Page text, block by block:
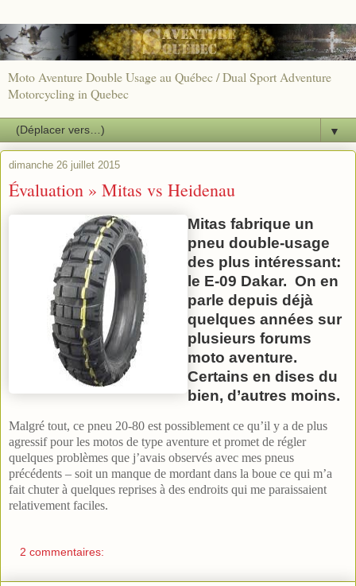
Moto Aventure Double Usage au Québec / Dual Sport Adventure
Motorcycling in Quebec
▼
dimanche 26 juillet 2015
Évaluation » Mitas vs Heidenau
Mitas fabrique un
pneu double-usage
des plus intéressant:
le E-09 Dakar. On en
parle depuis déjà
quelques années sur
plusieurs forums
moto aventure.
Certains en dises du
bien, d’autres moins.
Malgré tout, ce pneu 20-80 est possiblement ce qu’il y a de plus
agressif pour les motos de type aventure et promet de régler
quelques problèmes que j’avais observés avec mes pneus
précédents – soit un manque de mordant dans la boue ce qui m’a
fait chuter à quelques reprises à des endroits qui me paraissaient
relativement faciles.
2 commentaires: